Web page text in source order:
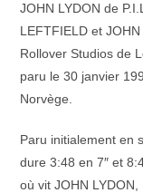
JOHN LYDON de
LEFTFIELD et
Rollover Studios de
paru le 30 janvier
Norvège.
Paru initialement en
dure 3:48 en 7″ et
où vit JOHN